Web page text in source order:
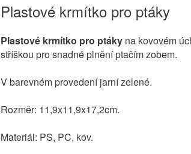
Plastové krmítko pro ptáky
Plastové krmítko pro ptáky na kovovém
stříškou pro snadné plnění ptačím zobem.
V barevném provedení jarní zelené.
Rozměr: 11,9x11,9x17,2cm.
Materiál: PS, PC, kov.